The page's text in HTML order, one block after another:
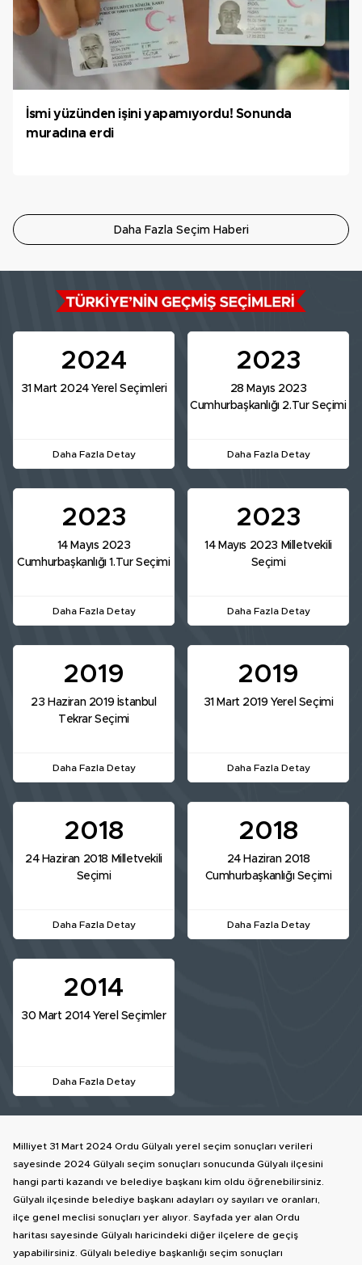
İsmi yüzünden işini yapamıyordu! Sonunda
muradına erdi
Daha Fazla Seçim Haberi
2024
31 Mart 2024 Yerel Seçimleri
Daha Fazla Detay
2023
28 Mayıs 2023
Cumhurbaşkanlığı 2.Tur Seçimi
Daha Fazla Detay
2023
14 Mayıs 2023
Cumhurbaşkanlığı 1.Tur Seçimi
Daha Fazla Detay
2023
14 Mayıs 2023 Milletvekili
Seçimi
Daha Fazla Detay
2019
23 Haziran 2019 İstanbul
Tekrar Seçimi
Daha Fazla Detay
2019
31 Mart 2019 Yerel Seçimi
Daha Fazla Detay
2018
24 Haziran 2018 Milletvekili
Seçimi
Daha Fazla Detay
2018
24 Haziran 2018
Cumhurbaşkanlığı Seçimi
Daha Fazla Detay
2014
30 Mart 2014 Yerel Seçimler
Daha Fazla Detay
Milliyet 31 Mart 2024 Ordu Gülyalı yerel seçim sonuçları verileri
sayesinde 2024 Gülyalı seçim sonuçları sonucunda Gülyalı ilçesini
hangi parti kazandı ve belediye başkanı kim oldu öğrenebilirsiniz.
Gülyalı ilçesinde belediye başkanı adayları oy sayıları ve oranları,
ilçe genel meclisi sonuçları yer alıyor. Sayfada yer alan Ordu
haritası sayesinde Gülyalı haricindeki diğer ilçelere de geçiş
yapabilirsiniz. Gülyalı belediye başkanlığı seçim sonuçları